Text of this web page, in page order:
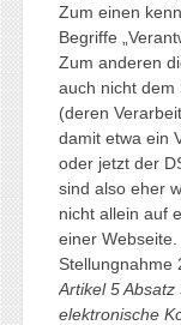
Zum einen
Begriffe
Zum anderen
auch nicht dem
(deren
damit etwa ein
oder jetzt der
sind also eher
nicht allein auf
einer
Stellungnahme
Artikel 5
elektronische